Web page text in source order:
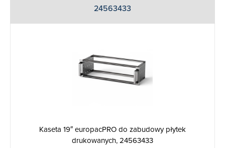
24563433
Kaseta 19″ europacPRO do zabudowy płytek
drukowanych, 24563433